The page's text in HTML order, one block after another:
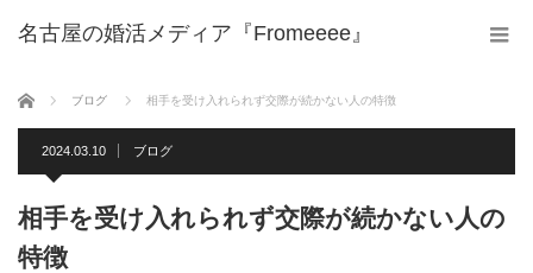
名古屋の婚活メディア『Fromeeee』
ホーム ブログ 相手を受け入れられず交際が続かない人の特徴
2024.03.10 ブログ
相手を受け入れられず交際が続かない人の
特徴